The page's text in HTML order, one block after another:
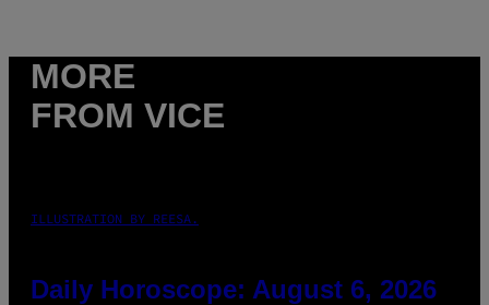
MORE
FROM VICE
ILLUSTRATION BY REESA.
Daily Horoscope: August 6, 2026